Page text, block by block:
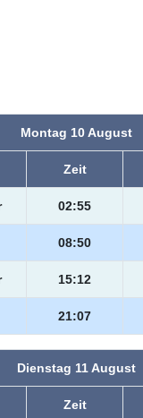
Montag 10 August
Zeit
02:55
08:50
15:12
21:07
Dienstag 11 August
Zeit